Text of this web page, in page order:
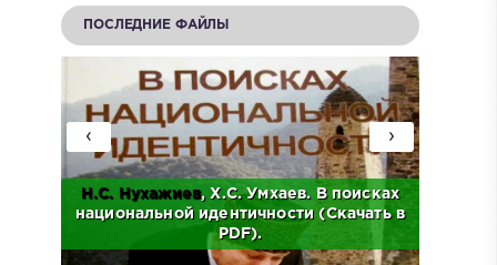
ПОСЛЕДНИЕ ФАЙЛЫ
Н.С. Нухажиев, Х.С. Умхаев. В поисках
национальной идентичности (Скачать в
PDF).
›
‹